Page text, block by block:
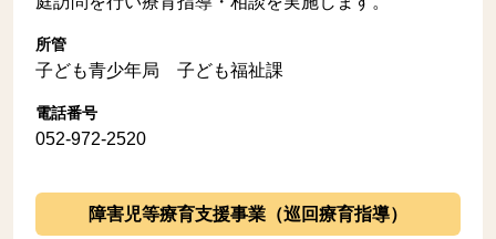
所管
子ども青少年局 子ども福祉課
電話番号
052-972-2520
障害児等療育支援事業（巡回療育指導）